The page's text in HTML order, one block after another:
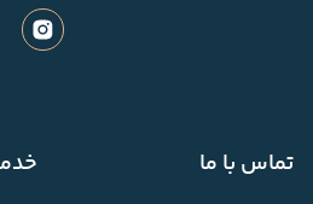
تماس با ما